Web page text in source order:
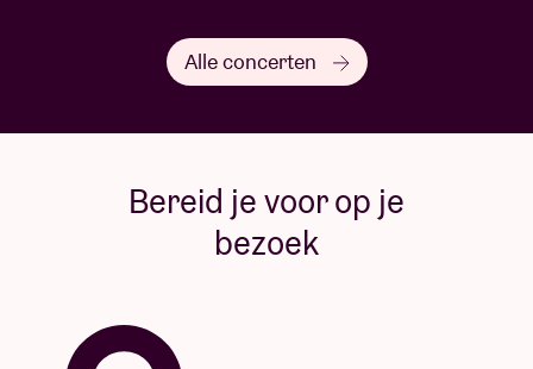
Alle concerten
Bereid je voor op je
bezoek